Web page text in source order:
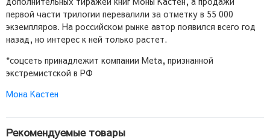
первой части трилогии перевалили за отметку в 55 000
экземпляров. На российском рынке автор появился всего год
назад, но интерес к ней только растет.
*соцсеть принадлежит компании Meta, признанной
экстремистской в РФ
Мона Кастен
Рекомендуемые товары